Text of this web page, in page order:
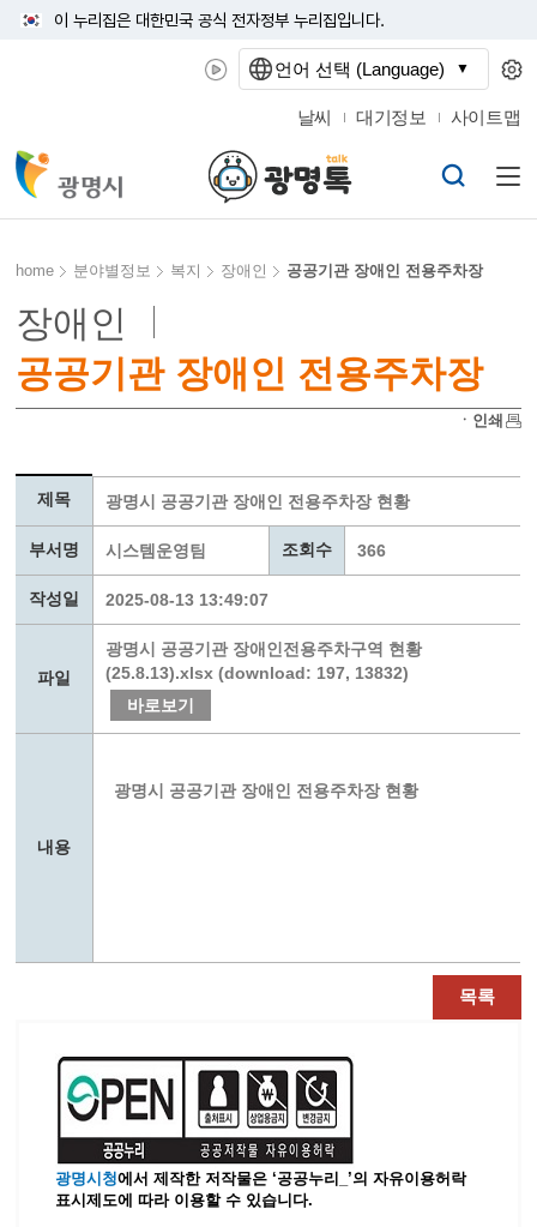
이 누리집은 대한민국 공식 전자정부 누리집입니다.
날씨 대기정보 사이트맵
home 분야별정보 복지 장애인 공공기관 장애인 전용주차장
장애인
공공기관 장애인 전용주차장
ㆍ인쇄
제목 광명시 공공기관 장애인 전용주차장 현황
부서명 시스템운영팀 조회수 366
작성일 2025-08-13 13:49:07
파일
광명시 공공기관 장애인전용주차구역 현황
(25.8.13).xlsx (download: 197, 13832)
바로보기
내용
광명시 공공기관 장애인 전용주차장 현황
목록
광명시청에서 제작한 저작물은 ‘공공누리_’의 자유이용허락
표시제도에 따라 이용할 수 있습니다.
언어 선택 (Language)